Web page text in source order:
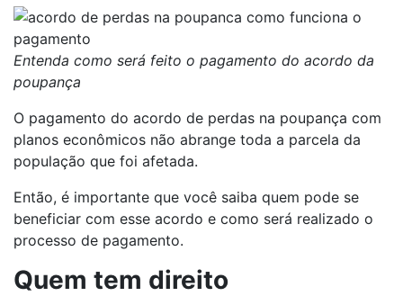
Entenda como será feito o pagamento do acordo da
poupança
O pagamento do acordo de perdas na poupança com
planos econômicos não abrange toda a parcela da
população que foi afetada.
Então, é importante que você saiba quem pode se
beneficiar com esse acordo e como será realizado o
processo de pagamento.
Quem tem direito